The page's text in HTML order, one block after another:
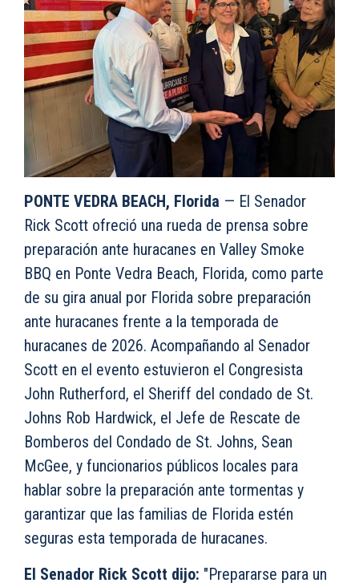
PONTE VEDRA BEACH, Florida — El Senador
Rick Scott ofreció una rueda de prensa sobre
preparación ante huracanes en Valley Smoke
BBQ en Ponte Vedra Beach, Florida, como parte
de su gira anual por Florida sobre preparación
ante huracanes frente a la temporada de
huracanes de 2026. Acompañando al Senador
Scott en el evento estuvieron el Congresista
John Rutherford, el Sheriff del condado de St.
Johns Rob Hardwick, el Jefe de Rescate de
Bomberos del Condado de St. Johns, Sean
McGee, y funcionarios públicos locales para
hablar sobre la preparación ante tormentas y
garantizar que las familias de Florida estén
seguras esta temporada de huracanes.
El Senador Rick Scott dijo: "Prepararse para un